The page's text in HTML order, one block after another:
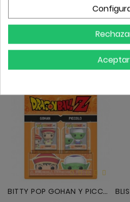
BITTTY POP MILES MORALES Y GHOST-SPIDER
7,99 €Precio
BITTY POP GOHAN Y PICCOLO
Aceptar